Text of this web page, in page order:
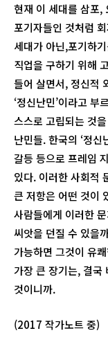
현재 이 세대를 삼포,
포기자들인 것처럼
세대가 아닌,포기하
직업을 구하기 위해
들어 살면서, 정신적
‘정신난민’이라고 부
스스로 고립되는 것
난민들. 한국의 ‘정
갈등 등으로 프레임
있다. 이러한 사회적
큰 저항은 어떤 것이
사람들에게 이러한
씨앗을 던질 수 있을
가능하면 그것이 유
가장 큰 장기는, 결국
것이니까.
(2017 작가노트 중)